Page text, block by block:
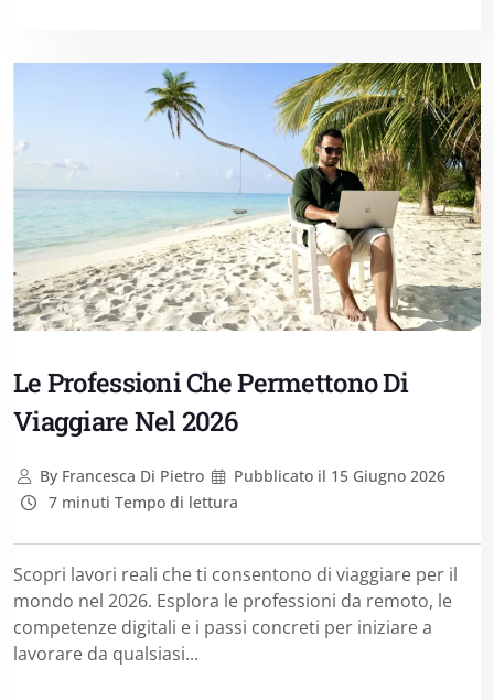
Le Professioni Che Permettono Di
Viaggiare Nel 2026
ByFrancesca Di Pietro Pubblicato il 15 Giugno 2026
7 minuti Tempo di lettura
Scopri lavori reali che ti consentono di viaggiare per il
mondo nel 2026. Esplora le professioni da remoto, le
competenze digitali e i passi concreti per iniziare a
lavorare da qualsiasi...